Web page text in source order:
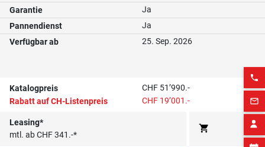
phone
mail_outline
Garantie
Ja
Pannendienst
Ja
Verfügbar ab
25. Sep. 2026
Katalogpreis
CHF 51’990.-
Rabatt auf CH-Listenpreis
CHF 19’001.-
Leasing*
mtl. ab CHF 341.-*
shopping_cart